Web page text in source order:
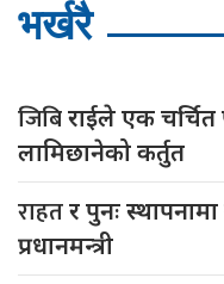
भर्खरै
जिबिराईले एक चर्चित
लामिछानेको कर्तुत
राहतर पुनः
प्रधानमन्त्री